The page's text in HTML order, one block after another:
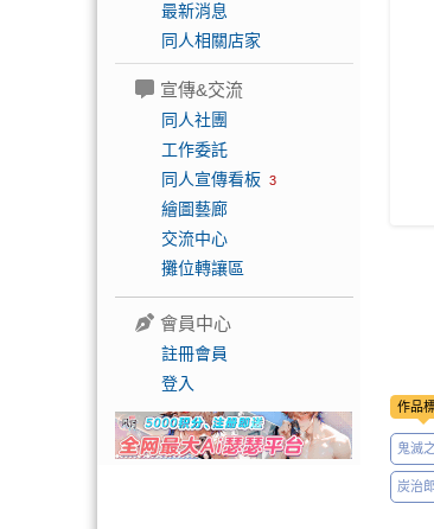
最新消息
同人相關店家
宣傳&交流
同人社團
工作委託
同人宣傳看板 3
繪圖藝廊
交流中心
攤位轉讓區
會員中心
註冊會員
登入
作品
鬼滅
炭治郎